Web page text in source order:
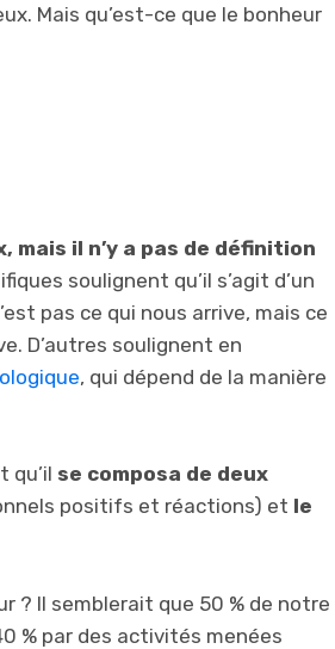
Mais qu’est-ce que le bonheur
il n’y a pas de définition
soulignent qu’il s’agit d’un
pas ce qui nous arrive, mais ce
D’autres soulignent en
, qui dépend de la manière
qu’il se composa de deux
positifs et réactions) et le
? Il semblerait que 50 % de notre
% par des activités menées